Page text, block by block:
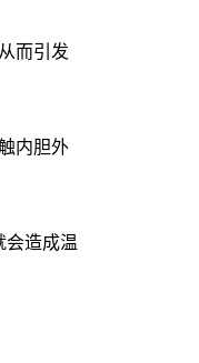
而引发
内胆外
造成温